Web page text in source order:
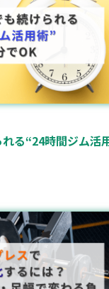
る“24時間ジム活